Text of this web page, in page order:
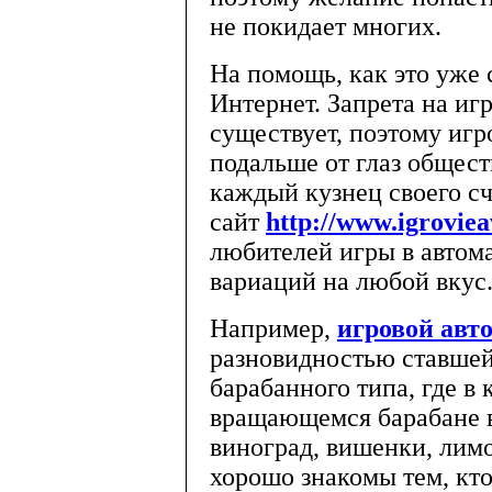
не покидает многих.
На помощь, как это уже
Интернет. Запрета на
существует, поэтому
подальше от глаз
каждый кузнец своего
сайтhttp://
любителей игры в
вариаций на любой вкус.
Например, игровой
разновидностью
барабанного типа, где в
вращающемся барабане
виноград, вишенки,
хорошо знакомы тем,